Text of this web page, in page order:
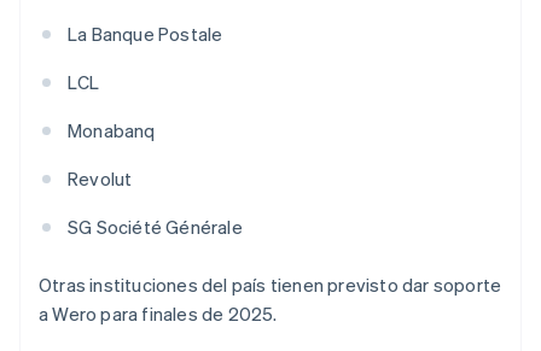
La Banque Postale
LCL
Monabanq
Revolut
SG Société Générale
Otras instituciones del país tienen previsto dar soporte
a Wero para finales de 2025.